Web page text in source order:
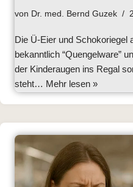
von Dr. med. Bernd Guzek
Die Ü-Eier und Schokoriegel
bekanntlich “Quengelware”
der Kinderaugen ins Regal
steht… Mehr lesen »